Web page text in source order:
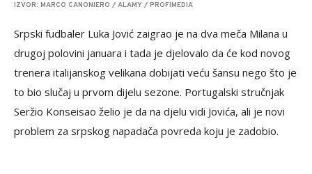
IZVOR: MARCO CANONIERO / ALAMY / PROFIMEDIA
Srpski fudbaler Luka Jović zaigrao je na dva meča Milana u
drugoj polovini januara i tada je djelovalo da će kod novog
trenera italijanskog velikana dobijati veću šansu nego što je
to bio slučaj u prvom dijelu sezone. Portugalski stručnjak
Seržio Konseisao želio je da na djelu vidi Jovića, ali je novi
problem za srpskog napadača povreda koju je zadobio.